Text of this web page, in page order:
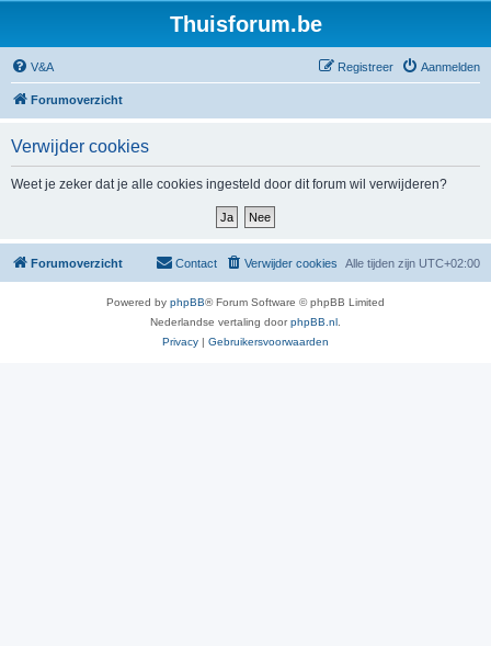
Thuisforum.be
V&A Aanmelden
Registreer
Forumoverzicht
Verwijder cookies
Weet je zeker dat je alle cookies ingesteld door dit forum wil verwijderen?
Forumoverzicht Alle tijden zijn UTC+02:00
Verwijder cookies
Contact
Powered by phpBB® Forum Software © phpBB Limited
Nederlandse vertaling doorphpBB.nl
Privacy | Gebruikersvoorwaarden